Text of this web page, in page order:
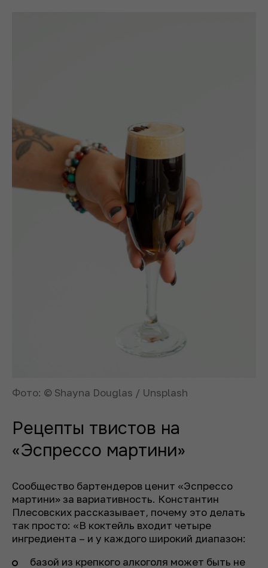
Фото: © Shayna Douglas / Unsplash
Рецепты твистов на
«Эспрессо мартини»
Сообщество бартендеров ценит «Эспрессо
мартини» за вариативность. Константин
Плесовских рассказывает, почему это делать
так просто: «В коктейль входит четыре
ингредиента – и у каждого широкий диапазон:
базой из крепкого алкоголя может быть не